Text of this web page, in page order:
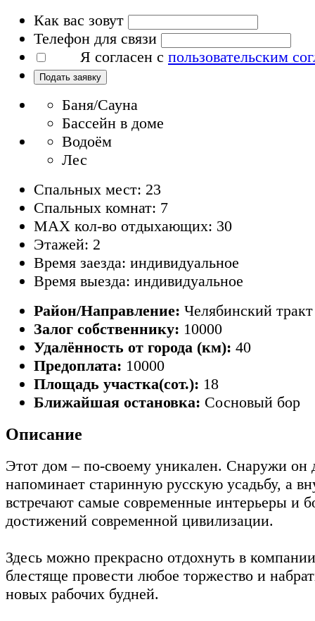
Как вас зовут
Телефон для связи
Я согласен с пользовательским
Подать заявку
Баня/Сауна
Бассейн в доме
Водоём
Лес
Спальных мест: 23
Спальных комнат: 7
MAX кол-во отдыхающих: 30
Этажей: 2
Время заезда: индивидуальное
Время выезда: индивидуальное
Район/Направление: Челябинский тракт
Залог собственнику: 10000
Удалённость от города (км): 40
Предоплата: 10000
Площадь участка(сот.): 18
Ближайшая остановка: Сосновый бор
Описание
Этот дом – по-своему уникален. Снаружи он
напоминает старинную русскую усадьбу, а
встречают самые современные интерьеры и
достижений современной цивилизации.
Здесь можно прекрасно отдохнуть в
блестяще провести любое торжество и
новых рабочих будней.